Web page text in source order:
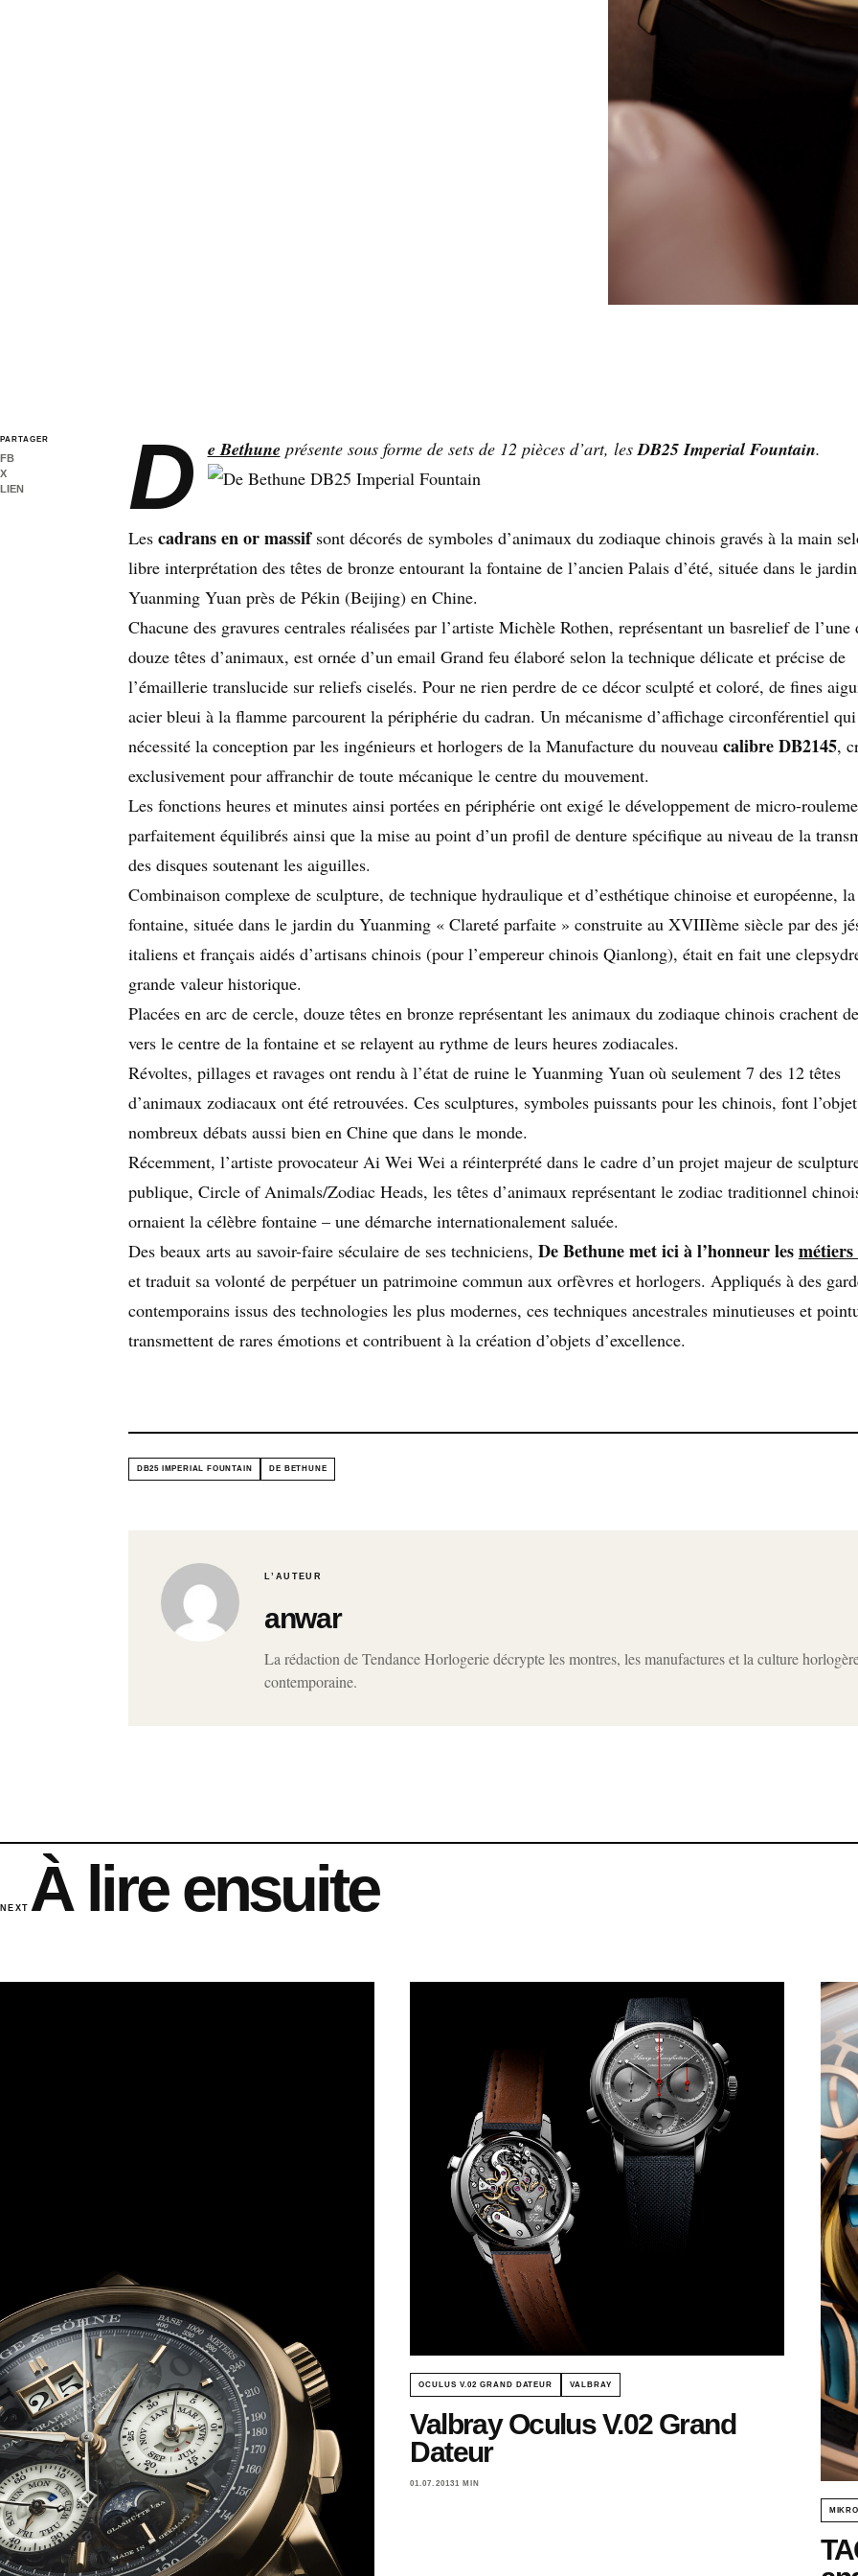
PARTAGER
FB
X
LIEN
D e Bethuneprésente sous forme de sets de 12 pièces d’art, lesDB25 Imperial Fountain.
Les cadrans en or massifsont décorés de symboles d’animaux du zodiaque chinois gravés à la main
libre interprétation des têtes de bronze entourant la fontaine de l’ancien Palais d’été, située dans le
Yuanming Yuan près de Pékin (Beijing) en Chine.
Chacune des gravures centrales réalisées par l’artiste Michèle Rothen, représentant un basrelief de l’une
douze têtes d’animaux, est ornée d’un email Grand feu élaboré selon la technique délicate et précise de
l’émaillerie translucide sur reliefs ciselés. Pour ne rien perdre de ce décor sculpté et coloré, de fines
acier bleui à la flamme parcourent la périphérie du cadran. Un mécanisme d’affichage circonférentiel
nécessité la conception par les ingénieurs et horlogers de la Manufacture du nouveau calibre DB2145,
exclusivement pour affranchir de toute mécanique le centre du mouvement.
Les fonctions heures et minutes ainsi portées en périphérie ont exigé le développement de micro-
parfaitement équilibrés ainsi que la mise au point d’un profil de denture spécifique au niveau de la
des disques soutenant les aiguilles.
Combinaison complexe de sculpture, de technique hydraulique et d’esthétique chinoise et européenne, la
fontaine, située dans le jardin du Yuanming « Clareté parfaite » construite au XVIIIème siècle par des
italiens et français aidés d’artisans chinois (pour l’empereur chinois Qianlong), était en fait une
grande valeur historique.
Placées en arc de cercle, douze têtes en bronze représentant les animaux du zodiaque chinois crachent
vers le centre de la fontaine et se relayent au rythme de leurs heures zodiacales.
Révoltes, pillages et ravages ont rendu à l’état de ruine le Yuanming Yuan où seulement 7 des 12 têtes
d’animaux zodiacaux ont été retrouvées. Ces sculptures, symboles puissants pour les chinois, font
nombreux débats aussi bien en Chine que dans le monde.
Récemment, l’artiste provocateur Ai Wei Wei a réinterprété dans le cadre d’un projet majeur de
publique, Circle of Animals/Zodiac Heads, les têtes d’animaux représentant le zodiac traditionnel
ornaient la célèbre fontaine – une démarche internationalement saluée.
Des beaux arts au savoir-faire séculaire de ses techniciens, De Bethune met ici à l’honneur lesmétiers
et traduit sa volonté de perpétuer un patrimoine commun aux orfèvres et horlogers. Appliqués à des
contemporains issus des technologies les plus modernes, ces techniques ancestrales minutieuses et
transmettent de rares émotions et contribuent à la création d’objets d’excellence.
DB25 IMPERIAL FOUNTAIN DE BETHUNE
L’AUTEUR
anwar
La rédaction de Tendance Horlogerie décrypte les montres, les manufactures et la culture
contemporaine.
NEXT À lire ensuite
OCULUS V.02 GRAND DATEUR VALBRAY
Valbray Oculus V.02 Grand
Dateur
01.07.20131 MIN